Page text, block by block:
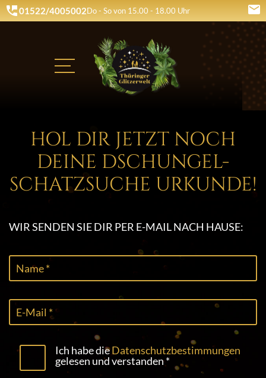
perm_phone_msg01522/4005002Do - So von 15.00 - 18.00 Uhr mail
HOL DIR JETZT NOCH
DEINE DSCHUNGEL-
SCHATZSUCHE URKUNDE!
WIR SENDEN SIE DIR PER E-MAIL NACH HAUSE:
Ich habe dieDatenschutzbestimmungen
gelesen und verstanden *